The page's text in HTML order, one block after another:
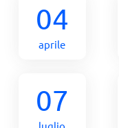
04
aprile
07